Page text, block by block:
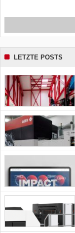
LETZTE POSTS